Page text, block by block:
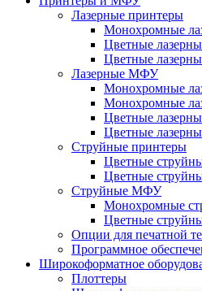
Лазерные принтеры
Монохромные
Цветные
Цветные
Лазерные МФУ
Монохромные
Монохромные
Цветные
Цветные
Струйные принтеры
Цветные
Цветные
Струйные МФУ
Монохромные
Цветные
Опции для печатной
Программное
Широкоформатное
Плоттеры